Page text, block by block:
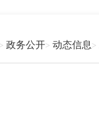
政务公开 动态信息